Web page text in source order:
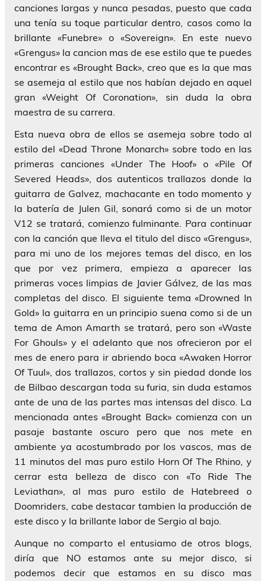
canciones largas y nunca pesadas, puesto que cada
una tenía su toque particular dentro, casos como la
brillante «Funebre» o «Sovereign». En este nuevo
«Grengus» la cancion mas de ese estilo que te puedes
encontrar es «Brought Back», creo que es la que mas
se asemeja al estilo que nos habían dejado en aquel
gran «Weight Of Coronation», sin duda la obra
maestra de su carrera.
Esta nueva obra de ellos se asemeja sobre todo al
estilo del «Dead Throne Monarch» sobre todo en las
primeras canciones «Under The Hoof» o «Pile Of
Severed Heads», dos autenticos trallazos donde la
guitarra de Galvez, machacante en todo momento y
la batería de Julen Gil, sonará como si de un motor
V12 se tratará, comienzo fulminante. Para continuar
con la canción que lleva el titulo del disco «Grengus»,
para mi uno de los mejores temas del disco, en los
que por vez primera, empieza a aparecer las
primeras voces limpias de Javier Gálvez, de las mas
completas del disco. El siguiente tema «Drowned In
Gold» la guitarra en un principio suena como si de un
tema de Amon Amarth se tratará, pero son «Waste
For Ghouls» y el adelanto que nos ofrecieron por el
mes de enero para ir abriendo boca «Awaken Horror
Of Tuul», dos trallazos, cortos y sin piedad donde los
de Bilbao descargan toda su furia, sin duda estamos
ante de una de las partes mas intensas del disco. La
mencionada antes «Brought Back» comienza con un
pasaje bastante oscuro pero que nos mete en
ambiente ya acostumbrado por los vascos, mas de
11 minutos del mas puro estilo Horn Of The Rhino, y
cerrar esta belleza de disco con «To Ride The
Leviathan», al mas puro estilo de Hatebreed o
Doomriders, cabe destacar tambien la producción de
este disco y la brillante labor de Sergio al bajo.
Aunque no comparto el entusiamo de otros blogs,
diría que NO estamos ante su mejor disco, si
podemos decir que estamos en su disco mas